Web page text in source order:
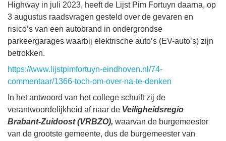
Highway in juli 2023, heeft de Lijst Pim Fortuyn daarna, op
3 augustus raadsvragen gesteld over de gevaren en
risico’s van een autobrand in ondergrondse
parkeergarages waarbij elektrische auto’s (EV-auto’s) zijn
betrokken.
https://www.lijstpimfortuyn-eindhoven.nl/74-
commentaar/1366-toch-om-over-na-te-denken
In het antwoord van het college schuift zij de
verantwoordelijkheid af naar de Veiligheidsregio
Brabant-Zuidoost (VRBZO), waarvan de burgemeester
van de grootste gemeente, dus de burgemeester van